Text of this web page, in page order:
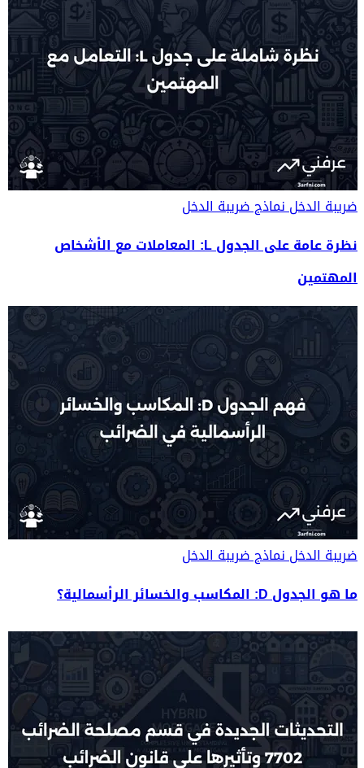
ضريبة الدخلنماذج ضريبة الدخل
نظرة عامة على الجدول L: المعاملات مع الأشخاص
المهتمين
ضريبة الدخلنماذج ضريبة الدخل
ما هو الجدول D: المكاسب والخسائر الرأسمالية؟